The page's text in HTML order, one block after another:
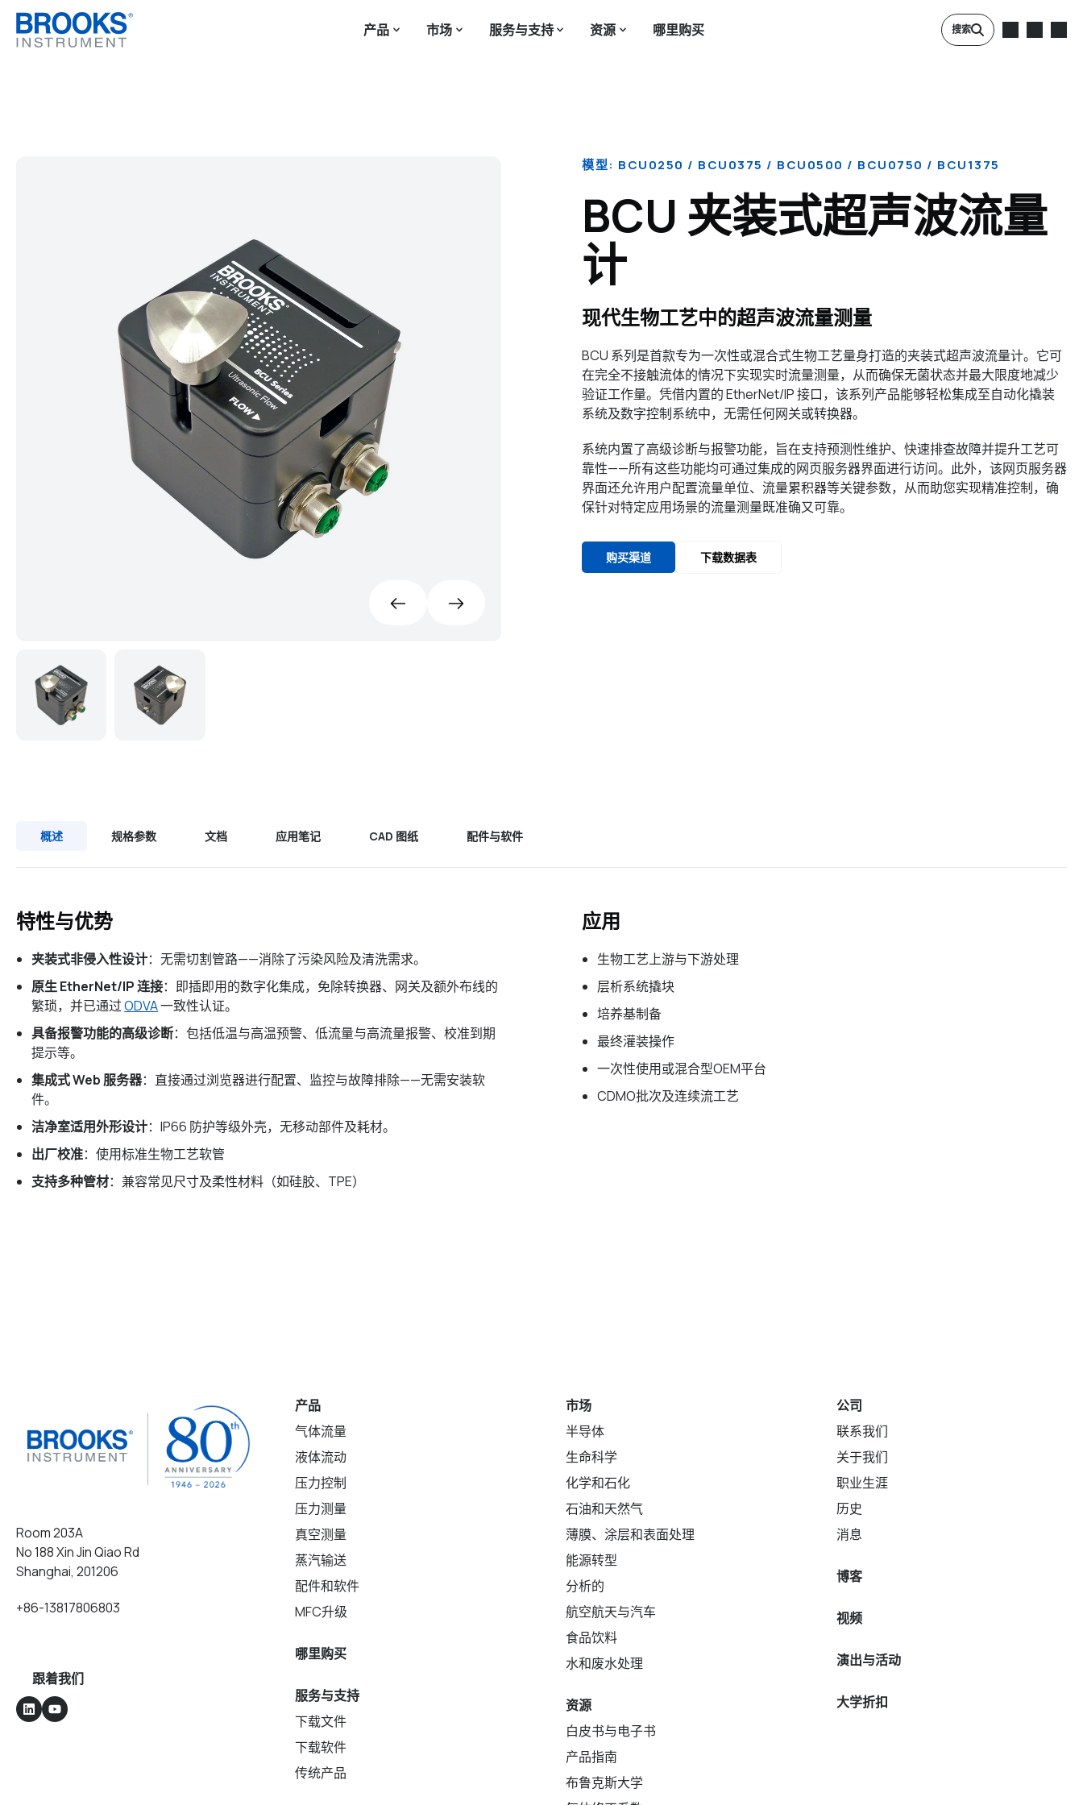
产品 市场 服务与支持 资源 哪里购买 搜索
模型: BCU0250 / BCU0375 / BCU0500 / BCU0750 / BCU1375
BCU 夹装式超声波流量
计
现代生物工艺中的超声波流量测量
BCU 系列是首款专为一次性或混合式生物工艺量身打造的夹装式超声波流量计。它可
在完全不接触流体的情况下实现实时流量测量，从而确保无菌状态并最大限度地减少
验证工作量。凭借内置的 EtherNet/IP 接口，该系列产品能够轻松集成至自动化撬装
系统及数字控制系统中，无需任何网关或转换器。
系统内置了高级诊断与报警功能，旨在支持预测性维护、快速排查故障并提升工艺可
靠性——所有这些功能均可通过集成的网页服务器界面进行访问。此外，该网页服务器
界面还允许用户配置流量单位、流量累积器等关键参数，从而助您实现精准控制，确
保针对特定应用场景的流量测量既准确又可靠。
购买渠道 下载数据表
概述 规格参数 文档 应用笔记 CAD 图纸 配件与软件
特性与优势
夹装式非侵入性设计：无需切割管路——消除了污染风险及清洗需求。
原生 EtherNet/IP 连接：即插即用的数字化集成，免除转换器、网关及额外布线的
繁琐，并已通过ODVA一致性认证。
具备报警功能的高级诊断：包括低温与高温预警、低流量与高流量报警、校准到期
提示等。
集成式 Web 服务器：直接通过浏览器进行配置、监控与故障排除——无需安装软
件。
洁净室适用外形设计：IP66 防护等级外壳，无移动部件及耗材。
出厂校准：使用标准生物工艺软管
支持多种管材：兼容常见尺寸及柔性材料（如硅胶、TPE）
应用
生物工艺上游与下游处理
层析系统撬块
培养基制备
最终灌装操作
一次性使用或混合型OEM平台
CDMO批次及连续流工艺
Room 203A
No 188 Xin Jin Qiao Rd
Shanghai, 201206
+86-13817806803
跟着我们
产品
气体流量
液体流动
压力控制
压力测量
真空测量
蒸汽输送
配件和软件
MFC升级
哪里购买
服务与支持
下载文件
下载软件
传统产品
市场
半导体
生命科学
化学和石化
石油和天然气
薄膜、涂层和表面处理
能源转型
分析的
航空航天与汽车
食品饮料
水和废水处理
资源
白皮书与电子书
产品指南
布鲁克斯大学
公司
联系我们
关于我们
职业生涯
历史
消息
博客
视频
演出与活动
大学折扣